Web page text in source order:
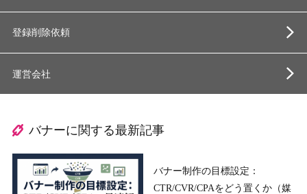
登録削除依頼
運営会社
バナーに関する最新記事
バナー制作の目標設定：
CTR/CVR/CPAをどう置くか（媒